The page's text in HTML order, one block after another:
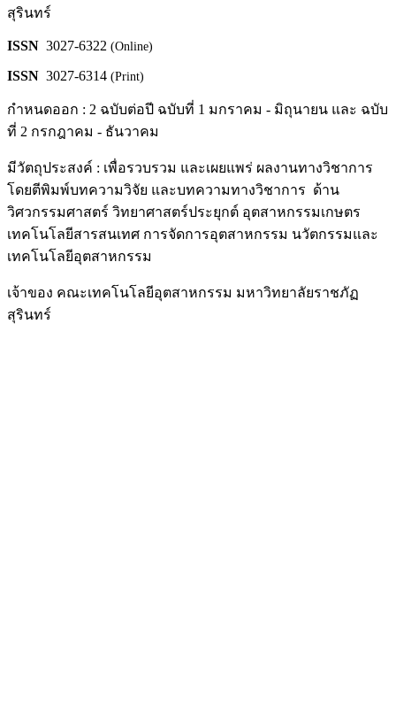
สุรินทร์
ISSN 3027-6322 (Online)
ISSN 3027-6314 (Print)
กำหนดออก : 2 ฉบับต่อปี ฉบับที่ 1 มกราคม - มิถุนายน และ ฉบับ
ที่ 2 กรกฎาคม - ธันวาคม
มีวัตถุประสงค์ : เพื่อรวบรวม และเผยแพร่ ผลงานทางวิชาการ
โดยตีพิมพ์บทความวิจัย และบทความทางวิชาการ ด้าน
วิศวกรรมศาสตร์ วิทยาศาสตร์ประยุกต์ อุตสาหกรรมเกษตร
เทคโนโลยีสารสนเทศ การจัดการอุตสาหกรรม นวัตกรรมและ
เทคโนโลยีอุตสาหกรรม
เจ้าของ คณะเทคโนโลยีอุตสาหกรรม มหาวิทยาลัยราชภัฏ
สุรินทร์